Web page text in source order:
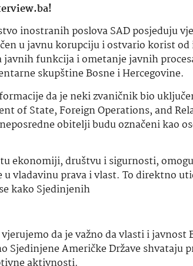
inostranih poslova SAD posjeduju
u javnu korupciju i ostvario korist
javnih funkcija i ometanje javnih
skupštine Bosne i Hercegovine.
da je neki zvaničnik bio
of State, Foreign Operations, and
obitelji budu označeni kao
ekonomiji, društvu i sigurnosti,
vladavinu prava i vlast. To direktno
kako Sjedinjenih
da je važno da vlasti i javnost
Sjedinjene Američke Državeshvataju